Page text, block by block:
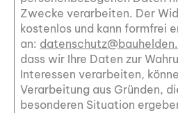
Zwecke verarbeiten. Der
kostenlos und kann formfrei
an:
dass wir Ihre Daten zur
Interessen verarbeiten,
Verarbeitung aus Gründen,
besonderen Situation